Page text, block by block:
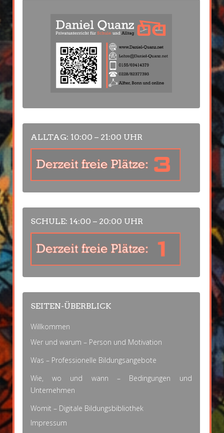
ALLTAG: 10:00 – 21:00 UHR
SCHULE: 14:00 – 20:00 UHR
SEITEN-ÜBERBLICK
Willkommen
Wer und warum – Person und Motivation
Was – Professionelle Bildungsangebote
Wie, wo und wann – Bedingungen und
Unternehmen
Womit – Digitale Bildungsbibliothek
Impressum